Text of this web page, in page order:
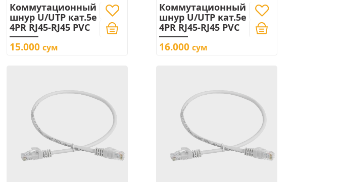
Коммутационный
шнур U/UTP кат.5e
4PR RJ45-RJ45 PVC
15.000 сум
Коммутационный
шнур U/UTP кат.5e
4PR RJ45-RJ45 PVC
16.000 сум